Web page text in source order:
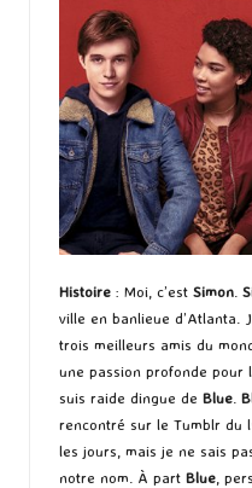
Histoire : Moi, c’est Simon
ville en banlieue d’Atlanta.
trois meilleurs amis du
une passion profonde pour
suis raide dingue de Blue
rencontré sur le Tumblr du
les jours, mais je ne sais
notre nom. À part Blue ,